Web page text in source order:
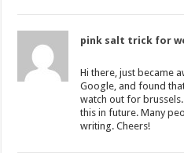
pink salt trick for
Hi there, just became
Google, and found
watch out for
this in future. Many
writing. Cheers!